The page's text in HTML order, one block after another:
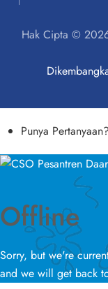
Hak Cipta ©
Punya
Offline
Sorry, but we're
and we will get back